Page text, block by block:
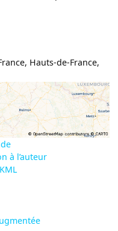
, Hauts-de-France,
à l’auteur